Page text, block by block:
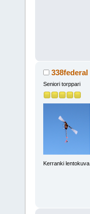
338federal
Seniori torppari
Kerranki lentokuva.